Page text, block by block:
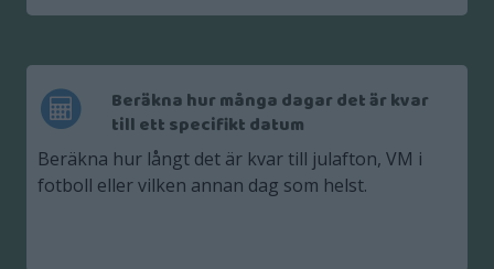
Beräkna hur många dagar det är kvar
till ett specifikt datum
Beräkna hur långt det är kvar till julafton, VM i
fotboll eller vilken annan dag som helst.